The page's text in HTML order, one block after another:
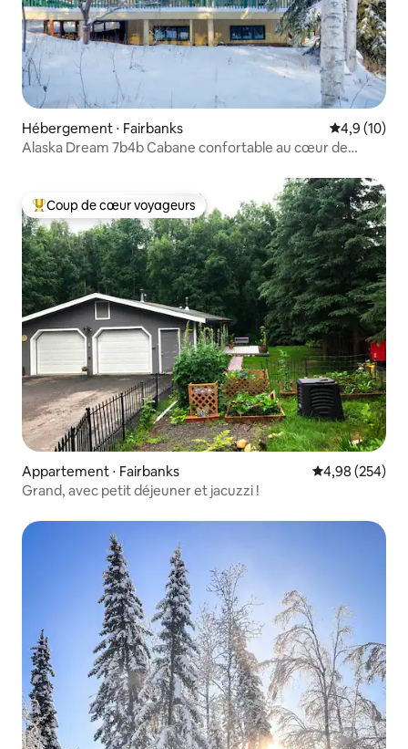
Hébergement ⋅ Fairbanks Évaluation
4,9 (10)
Alaska Dream 7b4b Cabane confortable au cœur de
Coups de cœur voyageurs les plus appréciés
Coup de cœur voyageurs
Appartement ⋅ Fairbanks Évaluation
4,98 (254)
Grand, avec petit déjeuner et jacuzzi !